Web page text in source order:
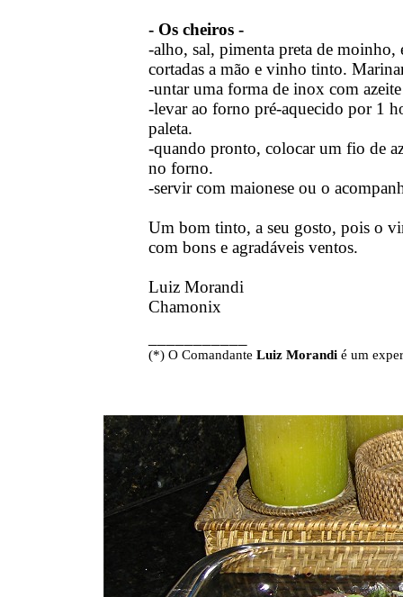
- Os cheiros -
-alho, sal, pimenta preta de moinho,
cortadas a mão e vinho tinto.
-untar uma forma de inox com
-levar ao forno pré-aquecido por 1
paleta.
-quando pronto, colocar um fio de
no forno.
-servir com maionese ou o
Um bom tinto, a seu gosto, pois o
com bons e agradáveis ventos.
Luiz Morandi
Chamonix
(*) O Comandante Luiz Morandi é um